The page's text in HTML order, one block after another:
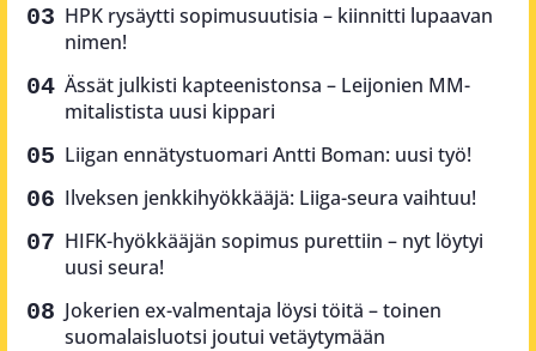
HPK rysäytti sopimusuutisia – kiinnitti lupaavan
nimen!
Ässät julkisti kapteenistonsa – Leijonien MM-
mitalistista uusi kippari
Liigan ennätystuomari Antti Boman: uusi työ!
Ilveksen jenkkihyökkääjä: Liiga-seura vaihtuu!
HIFK-hyökkääjän sopimus purettiin – nyt löytyi
uusi seura!
Jokerien ex-valmentaja löysi töitä – toinen
suomalaisluotsi joutui vetäytymään